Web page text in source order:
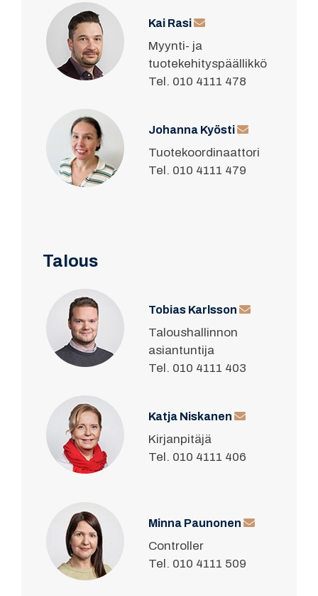
Kai Rasi
Myynti- ja
tuotekehityspäällikkö
Tel. 010 4111 478
Johanna Kyösti
Tuotekoordinaattori
Tel. 010 4111 479
Talous
Tobias Karlsson
Taloushallinnon
asiantuntija
Tel. 010 4111 403
Katja Niskanen
Kirjanpitäjä
Tel. 010 4111 406
Minna Paunonen
Controller
Tel. 010 4111 509